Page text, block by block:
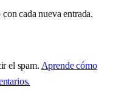
cada nueva entrada.
el spam. Aprende cómo